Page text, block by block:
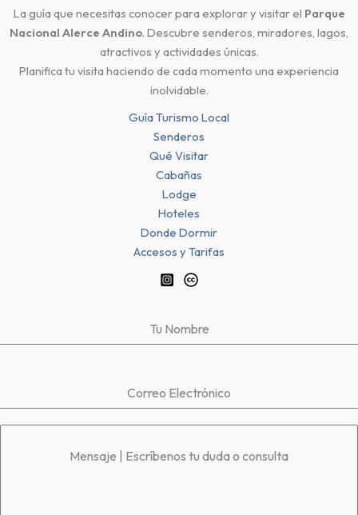
La guía que necesitas conocer para explorar y visitar el Parque
Nacional Alerce Andino. Descubre senderos, miradores, lagos,
atractivos y actividades únicas.
Planifica tu visita haciendo de cada momento una experiencia
inolvidable.
Guía Turismo Local
Senderos
Qué Visitar
Cabañas
Lodge
Hoteles
Donde Dormir
Accesos y Tarifas
Tu Nombre
Correo Electrónico
Mensaje | Escríbenos tu duda o consulta